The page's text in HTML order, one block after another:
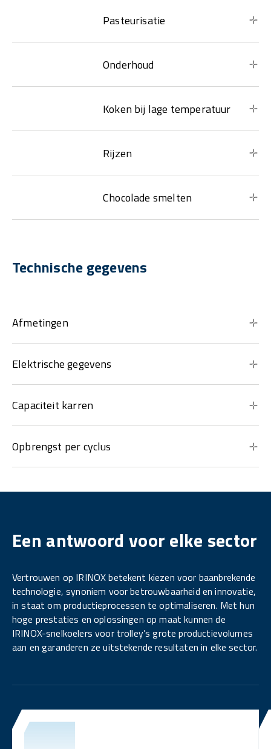
Pasteurisatie
Onderhoud
Koken bij lage temperatuur
Rijzen
Chocolade smelten
Technische gegevens
Afmetingen
Elektrische gegevens
Capaciteit karren
Opbrengst per cyclus
Een antwoord voor elke sector
Vertrouwen op IRINOX betekent kiezen voor baanbrekende
technologie, synoniem voor betrouwbaarheid en innovatie,
in staat om productieprocessen te optimaliseren. Met hun
hoge prestaties en oplossingen op maat kunnen de
IRINOX-snelkoelers voor trolley’s grote productievolumes
aan en garanderen ze uitstekende resultaten in elke sector.